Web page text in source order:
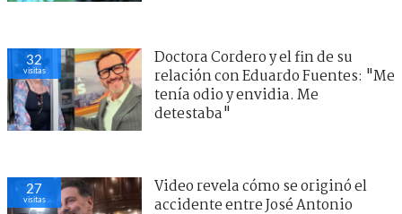
32
visitas
Doctora Cordero y el fin de su
relación con Eduardo Fuentes: "Me
tenía odio y envidia. Me
detestaba"
27
visitas
Video revela cómo se originó el
accidente entre José Antonio